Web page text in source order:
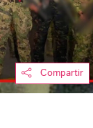
Compartir